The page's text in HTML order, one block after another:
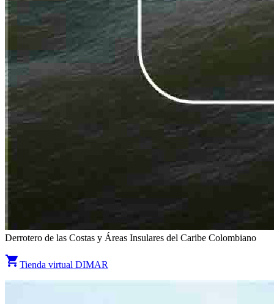
Derrotero de las Costas y Áreas Insulares del Caribe Colombiano
shopping_cartTienda virtual DIMAR